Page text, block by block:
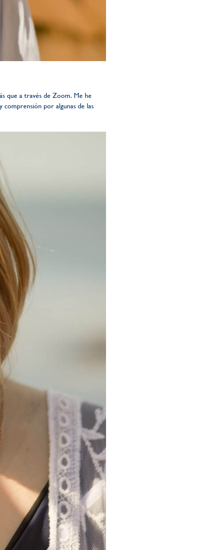
que a través de Zoom. Me he
por algunas de las